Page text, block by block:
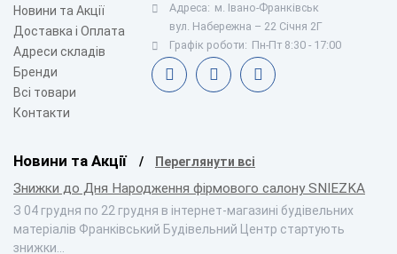
Новини та Акції
Доставка і Оплата
Адреси складів
Бренди
Всі товари
Контакти
Адреса: м. Івано-Франківськ
вул. Набережна – 22 Січня 2Г
Графік роботи: Пн-Пт 8:30 - 17:00
Новини та Акції Переглянути всі
Знижки до Дня Народження фірмового салону SNIEZKA
З 04 грудня по 22 грудня в інтернет-магазині будівельних
матеріалів Франківський Будівельний Центр стартують
знижки…